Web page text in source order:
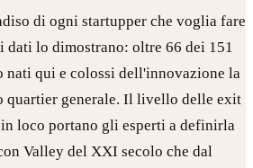
di ogni startupper che voglia fare
dati lo dimostrano: oltre 66 dei 151
nati qui e colossi dell'innovazione la
quartier generale. Il livello delle exit
loco portano gli esperti a definirla
Valley del XXI secolo che dal